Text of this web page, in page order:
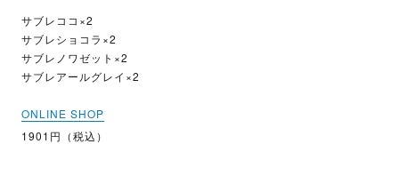
サブレココ×2
サブレショコラ×2
サブレノワゼット×2
サブレアールグレイ×2
ONLINE SHOP
1901円（税込）